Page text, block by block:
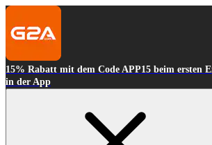
15% Rabatt mit dem Code APP15 beim ersten
in der App